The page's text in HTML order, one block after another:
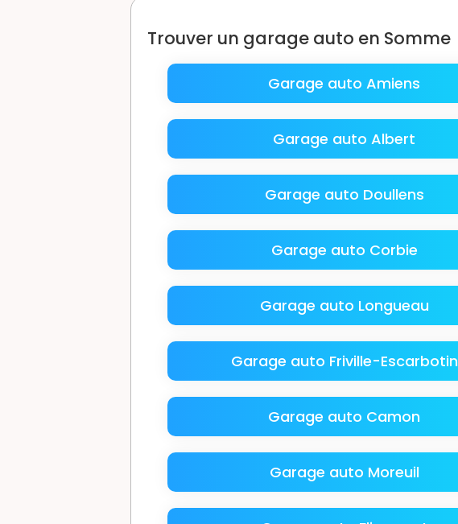
Trouver un garage auto en Somme
Garage auto Amiens
Garage auto Albert
Garage auto Doullens
Garage auto Corbie
Garage auto Longueau
Garage auto Friville-Escarbotin
Garage auto Camon
Garage auto Moreuil